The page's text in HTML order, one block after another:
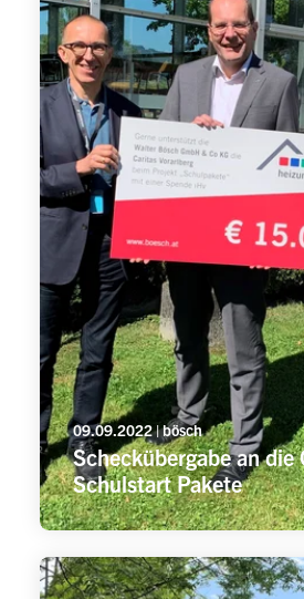
09.09.2022 | bösch
Scheckübergabe an die
Schulstart Pakete